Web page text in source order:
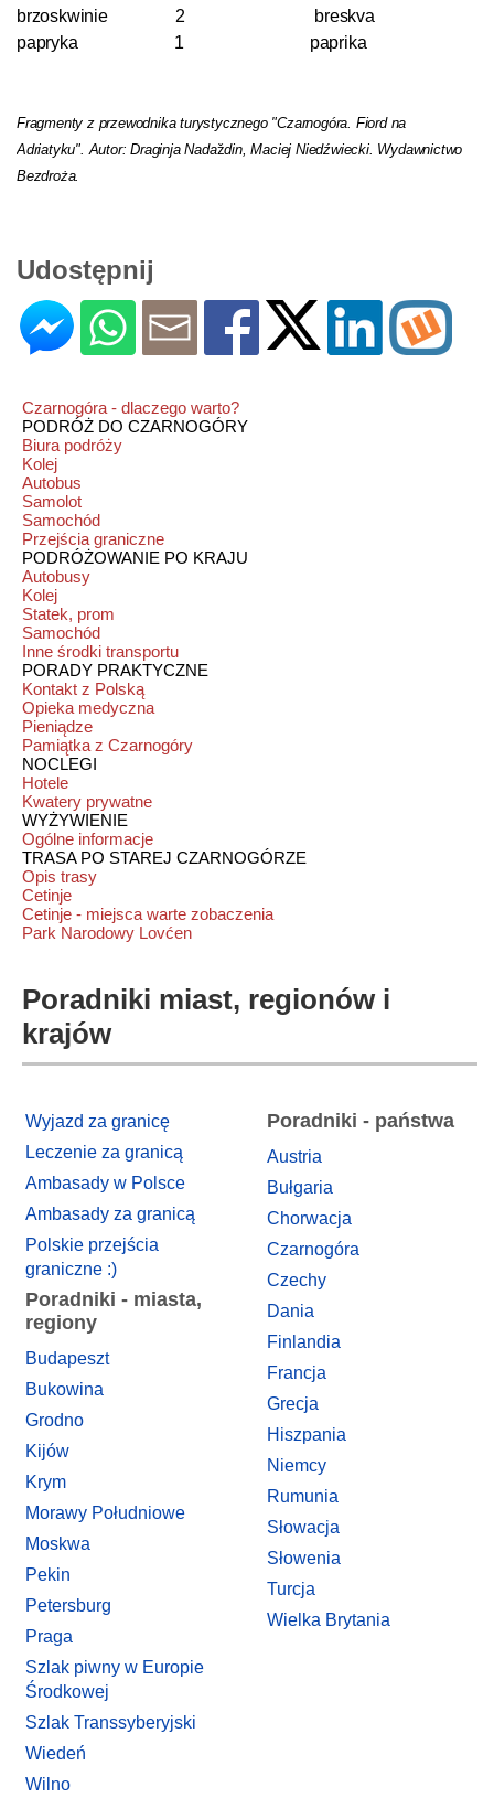
brzoskwinie
2
breskva
papryka
1 paprika
Fragmenty z przewodnika turystycznego "Czarnogóra. Fiord na
Adriatyku". Autor: Draginja Nadaždin, Maciej Niedźwiecki. Wydawnictwo
Bezdroża.
Udostępnij
Czarnogóra - dlaczego warto?
PODRÓŻ DO CZARNOGÓRY
Biura podróży
Kolej
Autobus
Samolot
Samochód
Przejścia graniczne
PODRÓŻOWANIE PO KRAJU
Autobusy
Kolej
Statek, prom
Samochód
Inne środki transportu
PORADY PRAKTYCZNE
Kontakt z Polską
Opieka medyczna
Pieniądze
Pamiątka z Czarnogóry
NOCLEGI
Hotele
Kwatery prywatne
WYŻYWIENIE
Ogólne informacje
TRASA PO STAREJ CZARNOGÓRZE
Opis trasy
Cetinje
Cetinje - miejsca warte zobaczenia
Park Narodowy Lovćen
Poradniki miast, regionów i
krajów
Wyjazd za granicę
Leczenie za granicą
Ambasady w Polsce
Ambasady za granicą
Polskie przejścia
graniczne :)
Poradniki - miasta,
regiony
Budapeszt
Bukowina
Grodno
Kijów
Krym
Morawy Południowe
Moskwa
Pekin
Petersburg
Praga
Szlak piwny w Europie
Środkowej
Szlak Transsyberyjski
Wiedeń
Wilno
Poradniki - państwa
Austria
Bułgaria
Chorwacja
Czarnogóra
Czechy
Dania
Finlandia
Francja
Grecja
Hiszpania
Niemcy
Rumunia
Słowacja
Słowenia
Turcja
Wielka Brytania